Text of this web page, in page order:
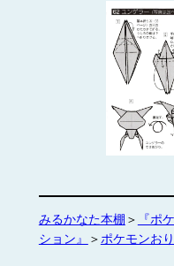
みるかなた本棚 ＞
『ポ
ション』
＞ポケモンお